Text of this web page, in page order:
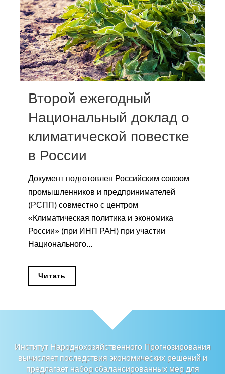
Администрация
Сотрудники
Отчетность
Противодействие коррупции
Материалы для СМИ
Публикации
Научная жизнь
Издания
Проблемы прогнозирования
О журнале
Номера журналов
Общие требования
Стандарты оформления
Научные труды
Второй ежегодный
Национальный доклад о
климатической повестке
в России
Документ подготовлен Российским союзом
промышленников и предпринимателей
(РСПП) совместно с центром
«Климатическая политика и экономика
России» (при ИНП РАН) при участии
Национального...
Читать
Институт Народнохозяйственного Прогнозирования
вычисляет последствия экономических решений и
предлагает набор сбалансированных мер для